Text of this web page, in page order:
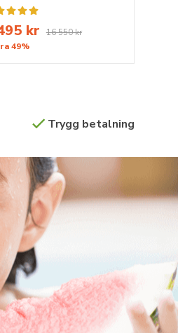
kr
16 550 kr
49%
Trygg betalning